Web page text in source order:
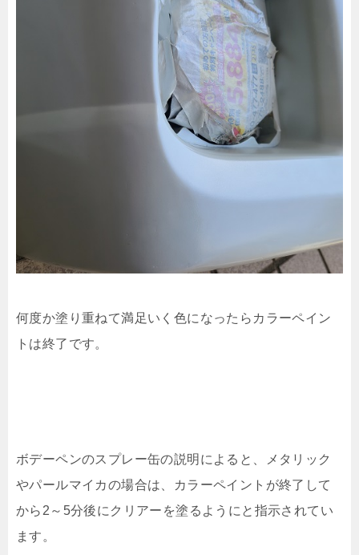
何度か塗り重ねて満足いく色になったらカラーペイン
トは終了です。
ボデーペンのスプレー缶の説明によると、メタリック
やパールマイカの場合は、カラーペイントが終了して
から2～5分後にクリアーを塗るようにと指示されてい
ます。